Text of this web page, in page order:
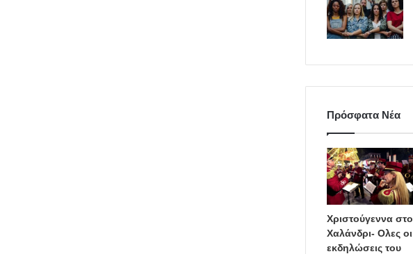
Πρόσφατα Νέα
Χριστούγεννα στο
Χαλάνδρι- Ολες οι
εκδηλώσεις του